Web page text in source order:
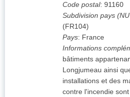
Code postal: 91160
Subdivision pays
(FR104)
Pays: France
Informations
bâtiments
Longjumeau ainsi
installations et des
contre l'incendie